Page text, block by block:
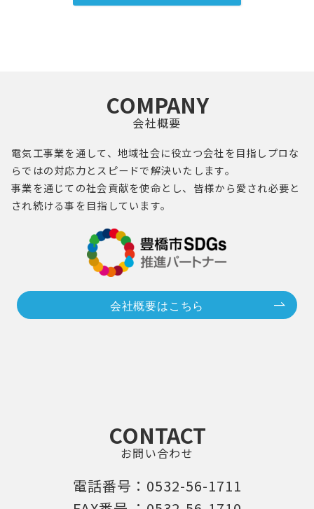
COMPANY
会社概要
電気工事業を通して、地域社会に役立つ会社を目指し プロ な
らではの対応力とスピードで解決いたします。
事業を通じての社会貢献を使命とし、 皆様から愛され必要と
され続ける事を目指しています。
会社概要はこちら
CONTACT
お問い合わせ
電話番号：0532-56-1711